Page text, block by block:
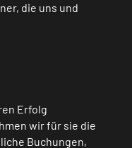
die uns und
Erfolg
wir für sie die
Buchungen,